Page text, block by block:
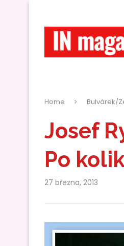
Home Bulvárek/
Josef
Po
27 března, 2013